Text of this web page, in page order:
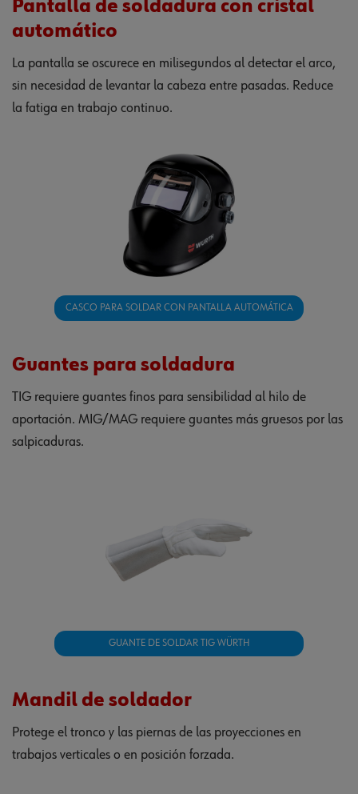
Pantalla de soldadura con cristal
automático
La pantalla se oscurece en milisegundos al detectar el arco,
sin necesidad de levantar la cabeza entre pasadas. Reduce
la fatiga en trabajo continuo.
CASCO PARA SOLDAR CON PANTALLA AUTOMÁTICA
Guantes para soldadura
TIG requiere guantes finos para sensibilidad al hilo de
aportación. MIG/MAG requiere guantes más gruesos por las
salpicaduras.
GUANTE DE SOLDAR TIG WÜRTH
Mandil de soldador
Protege el tronco y las piernas de las proyecciones en
trabajos verticales o en posición forzada.